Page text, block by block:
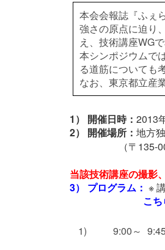
本会会報誌『ふぇ
強さの原点に迫り
え、技術講座WG
本シンポジウムで
る道筋についても
なお、東京都立産
1） 開催日時： 2013
2） 開催場所： 地方
（〒
当該技術講座の撮
3） プログラム： ※
こち
1) 9:00～